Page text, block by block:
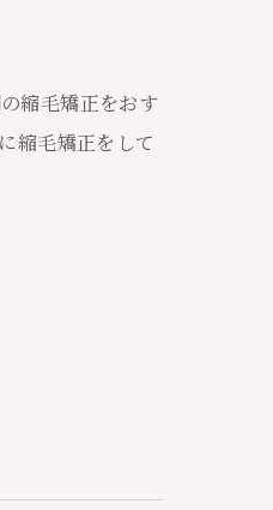
縮毛矯正をおす
縮毛矯正をして